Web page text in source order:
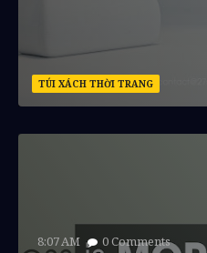
TÚI XÁCH THỜI TRANG
8:07 AM 0Comments